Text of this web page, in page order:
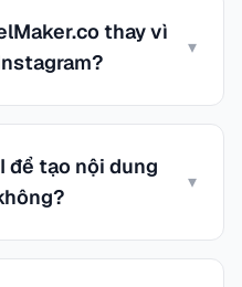
thay vì
▾
để tạo nội dung
▾